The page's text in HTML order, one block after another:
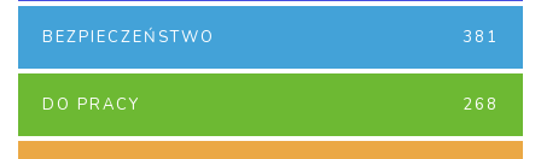
BEZPIECZEŃSTWO 381
DO PRACY 268